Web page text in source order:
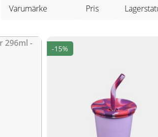
Varumärke Pris
-15%